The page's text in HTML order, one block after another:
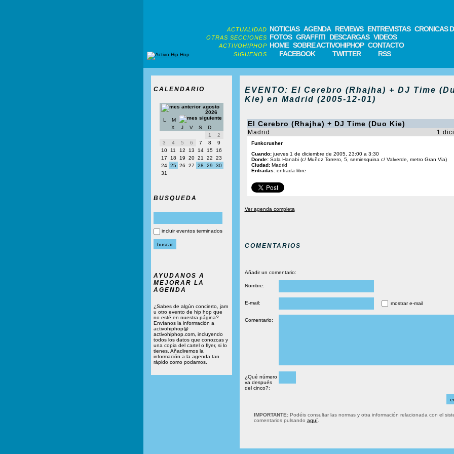
ACTUALIDAD NOTICIAS AGENDA REVIEWS ENTREVISTAS CRONICAS
OTRAS SECCIONES FOTOS GRAFFITI DESCARGAS VIDEOS
ACTIVOHIPHOP HOME SOBRE ACTIVOHIPHOP CONTACTO
SIGUENOS FACEBOOK TWITTER RSS
CALENDARIO
agosto
2026
L
M
X
J V S
D
1
2
3
4 5 6 7 8
9
10
11 12 13 14 15
16
17
18 19 20 21 22
23
24 25 26 27 28 29
30
31
BUSQUEDA
incluir eventos terminados
AYUDANOS A
MEJORAR LA
AGENDA
¿Sabes de algún concierto, jam
u otro evento de hip hop que
no esté en nuestra página?
Envíanos la información a
activohiphop@
activohiphop.com, incluyendo
todos los datos que conozcas y
una copia del cartel o flyer, si lo
tienes. Añadiremos la
información a la agenda tan
rápido como podamos.
EVENTO: El Cerebro (Rhajha) + DJ Time
Kie) en Madrid (2005-12-01)
El Cerebro (Rhajha) + DJ Time (Duo Kie)
Madrid 1
Funkcrusher
Cuando:jueves 1 de diciembre de 2005, 23:00 a 3:30
Donde:Sala Hanabi (c/ Muñoz Torrero, 5, semiesquina c/ Valverde, metro Gran Via)
Ciudad:Madrid
Entradas: entrada libre
Ver agenda completa
COMENTARIOS
Añadir un comentario:
Nombre:
E-mail: mostrar e-mail
Comentario:
¿Qué número
va después
del cinco?:
IMPORTANTE:Podéis consultar las normas y otra información relacionada con el
comentarios pulsando aquí.